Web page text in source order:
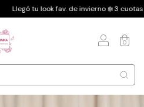
Llegó tu look fav. de invierno ❄️ 3 cuotas sin
0